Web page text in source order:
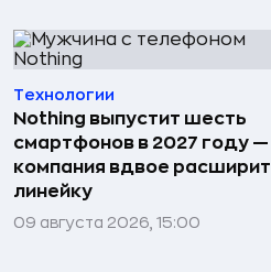
Технологии
Nothing выпустит шесть
смартфонов в 2027 году —
компания вдвое расширит
линейку
09 августа 2026, 15:00